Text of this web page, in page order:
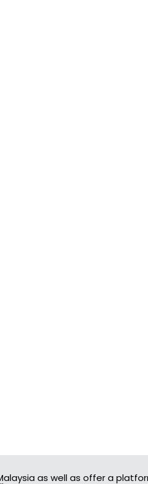
as well as offer a